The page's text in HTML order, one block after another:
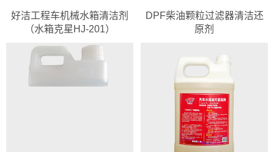
好洁工程车机械水箱清洁剂
（水箱克星HJ-201）
DPF柴油颗粒过滤器清洁还
原剂